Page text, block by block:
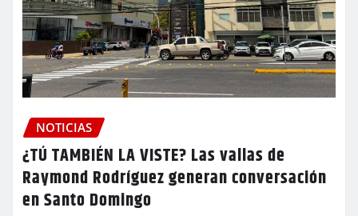
NOTICIAS
¿TÚ TAMBIÉN LA VISTE? Las vallas de
Raymond Rodríguez generan conversación
en Santo Domingo